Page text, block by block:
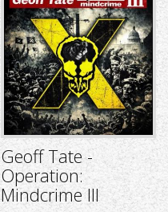
Geoff Tate -
Operation:
Mindcrime III